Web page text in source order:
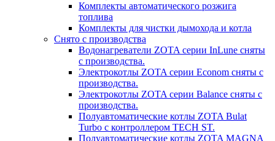
Комплекты автоматического розжига
топлива
Комплекты для чистки дымохода и котла
Снято с производства
Водонагреватели ZOTA серии InLune сняты
с производства.
Электрокотлы ZOTA серии Econom сняты с
производства.
Электрокотлы ZOTA серии Balance сняты с
производства.
Полуавтоматические котлы ZOTA Bulat
Turbo с контроллером TECH ST.
Полуавтоматические котлы ZOTA MAGNA